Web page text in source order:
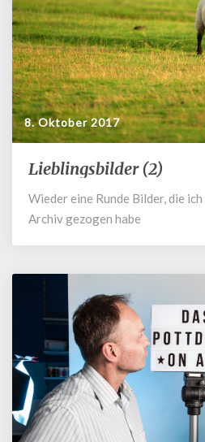
8. Oktober 2017
Lieblingsbilder
Lieblingsbilder (2)
Wieder eine Runde Bilder, die
Archiv gezogen habe